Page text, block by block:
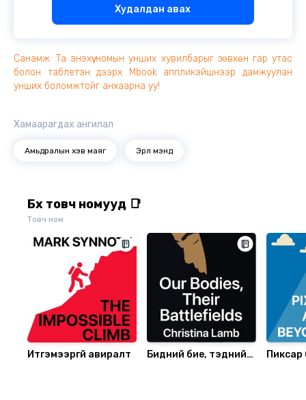
Худалдан авах
Санамж: Та энэхүү номын унших хувилбарыг зөвхөн гар утас
болон таблетэн дээрх Mbook аппликэйшнээр дамжуулан
унших боломжтойг анхаарна уу!
Хамаарагдах ангилал
Амьдралын хэв маяг Эрүүл мэнд
Бүх товч номууд 📑
Товч ном
Итгэмээргүй авиралт
Бидний бие, тэдний
Пиксар